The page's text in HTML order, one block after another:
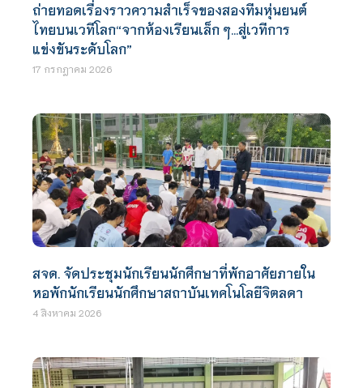
ถ่ายทอดเรื่องราวความสำเร็จของสองทีมหุ่นยนต์
ไทยบนเวทีโลก“จากห้องเรียนเล็ก ๆ…สู่เวทีการ
แข่งขันระดับโลก”
17 กรกฎาคม 2026
สจด. จัดประชุมนักเรียนนักศึกษาที่พักอาศัยภายใน
หอพักนักเรียนนักศึกษาสถาบันเทคโนโลยีจิตลดา
4 สิงหาคม 2026